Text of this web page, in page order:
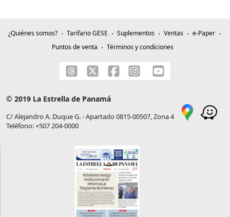
¿Quiénes somos? Tarifario GESE Suplementos Ventas
e-Paper
Puntos de venta
Términos y condiciones
© 2019 La Estrella de Panamá
C/ Alejandro A. Duque G. - Apartado 0815-00507, Zona 4
Teléfono: +507 204-0000